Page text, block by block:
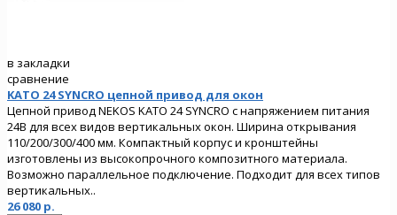
в закладки
сравнение
KATO 24 SYNCRO цепной привод для окон
Цепной привод NEKOS KATO 24 SYNCRO с напряжением питания
24В для всех видов вертикальных окон. Ширина открывания
110/200/300/400 мм. Компактный корпус и кронштейны
изготовлены из высокопрочного композитного материала.
Возможно параллельное подключение. Подходит для всех типов
вертикальных..
26 080 р.